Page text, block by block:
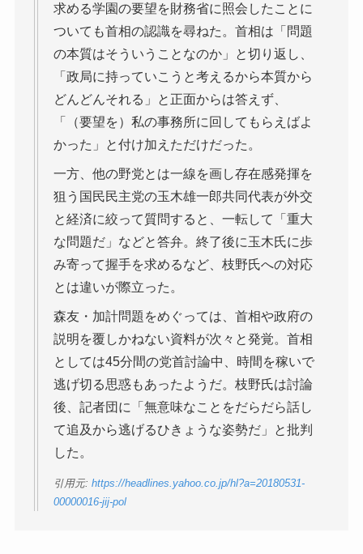
求める学園の要望を財務省に照会したことに
ついても首相の認識を尋ねた。首相は「問題
の本質はそういうことなのか」と切り返し、
「政局に持っていこうと考えるから本質から
どんどんそれる」と正面からは答えず、
「（要望を）私の事務所に回してもらえばよ
かった」と付け加えただけだった。
一方、他の野党とは一線を画し存在感発揮を
狙う国民民主党の玉木雄一郎共同代表が外交
と経済に絞って質問すると、一転して「重大
な問題だ」などと答弁。終了後に玉木氏に歩
み寄って握手を求めるなど、枝野氏への対応
とは違いが際立った。
森友・加計問題をめぐっては、首相や政府の
説明を覆しかねない資料が次々と発覚。首相
としては45分間の党首討論中、時間を稼いで
逃げ切る思惑もあったようだ。枝野氏は討論
後、記者団に「無意味なことをだらだら話し
て追及から逃げるひきょうな姿勢だ」と批判
した。
引用元: https://headlines.yahoo.co.jp/hl?a=20180531-
00000016-jij-pol